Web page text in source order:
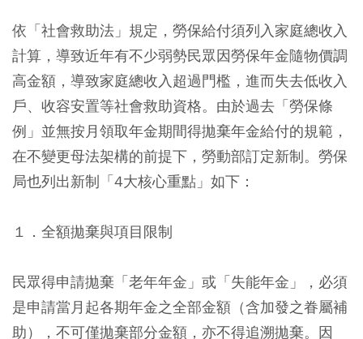
依「社會救助法」規定，勞保給付須列入家庭總收入
計算，導致近年有不少弱勢民眾因勞保年金隨物價調
高金額，導致家庭總收入超過門檻，進而失去低收入
戶、收容安置等社會救助資格。由於過去「勞保條
例」並無按月領取年金期間得拋棄年金給付的規範，
在不變更母法架構的前提下，勞動部訂定新制。勞保
局也列出新制「4大核心重點」如下：
１．全額拋棄與項目限制
民眾得申請拋棄「老年年金」或「失能年金」，必須
是申請當月起各期年金之全部金額（含加發之眷屬補
助），不可僅拋棄部分金額，亦不得追溯拋棄。因